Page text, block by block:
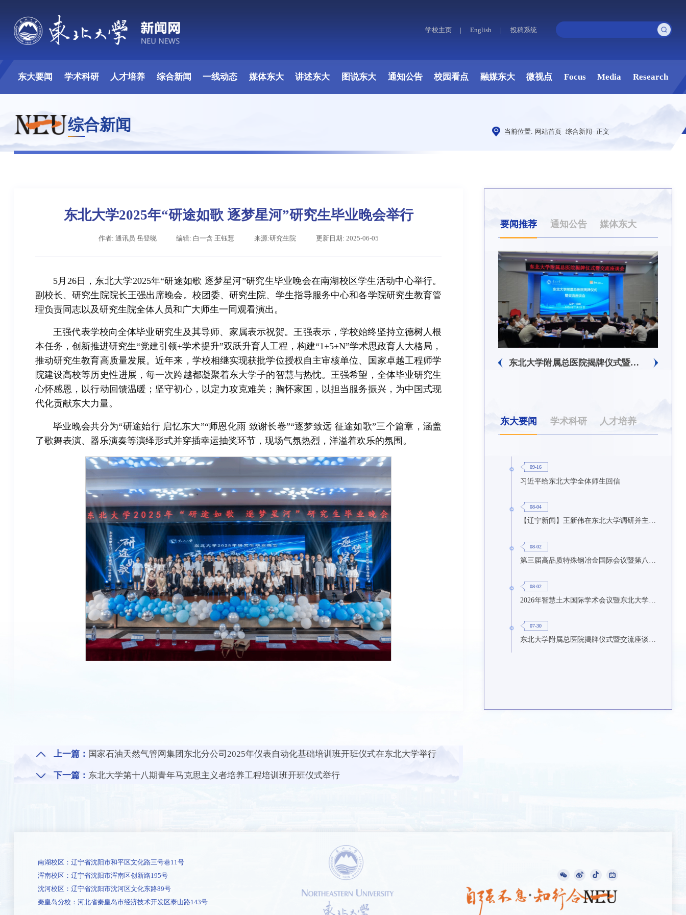
学校主页 | English | 投稿系统
东大要闻 学术科研 人才培养 综合新闻 一线动态 媒体东大 讲述东大 图说东大 通知公告 校园看点 融媒东大 微视点 Focus Media Research
综合新闻 当前位置: 网站首页- 综合新闻- 正文
东北大学2025年“研途如歌 逐梦星河”研究生毕业晚会举行
作者: 通讯员 岳登晓 编辑: 白一含 王钰慧 来源:研究生院 更新日期: 2025-06-05
5月26日，东北大学2025年“研途如歌 逐梦星河”研究生毕业晚会在南湖校区学生活动中心举行。
副校长、研究生院院长王强出席晚会。校团委、研究生院、学生指导服务中心和各学院研究生教育管
理负责同志以及研究生院全体人员和广大师生一同观看演出。
王强代表学校向全体毕业研究生及其导师、家属表示祝贺。王强表示，学校始终坚持立德树人根
本任务，创新推进研究生“党建引领+学术提升”双跃升育人工程，构建“1+5+N”学术思政育人大格局，
推动研究生教育高质量发展。近年来，学校相继实现获批学位授权自主审核单位、国家卓越工程师学
院建设高校等历史性进展，每一次跨越都凝聚着东大学子的智慧与热忱。王强希望，全体毕业研究生
心怀感恩，以行动回馈温暖；坚守初心，以定力攻克难关；胸怀家国，以担当服务振兴，为中国式现
代化贡献东大力量。
毕业晚会共分为“研途始行 启忆东大”“师恩化雨 致谢长卷”“逐梦致远 征途如歌”三个篇章，涵盖
了歌舞表演、器乐演奏等演绎形式并穿插幸运抽奖环节，现场气氛热烈，洋溢着欢乐的氛围。
上一篇： 国家石油天然气管网集团东北分公司2025年仪表自动化基础培训班开班仪式在东北大学举行
下一篇： 东北大学第十八期青年马克思主义者培养工程培训班开班仪式举行
要闻推荐 通知公告 媒体东大
辽宁省卓越工程师培养联合体在东北大学成立 习近平给东北大学全体师生回信 东北大学附属总医院揭牌仪式暨交流座谈会举行
东大要闻 学术科研 人才培养
09-16
习近平给东北大学全体师生回信
08-04
【辽宁新闻】王新伟在东北大学调研并主持召开座谈会
08-02
08-02
07-30
东北大学附属总医院揭牌仪式暨交流座谈会举行
南湖校区：辽宁省沈阳市和平区文化路三号巷11号
浑南校区：辽宁省沈阳市浑南区创新路195号
沈河校区：辽宁省沈阳市沈河区文化东路89号
秦皇岛分校：河北省秦皇岛市经济技术开发区泰山路143号